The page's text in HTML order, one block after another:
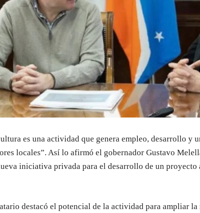
es una actividad que genera empleo, desarrollo y
locales”. Así lo afirmó el gobernador Gustavo
iniciativa privada para el desarrollo de un
destacó el potencial de la actividad para ampliar